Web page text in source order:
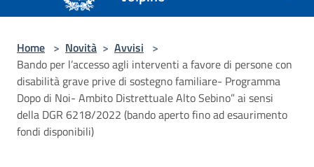
Home > Novità > Avvisi >
Bando per l’accesso agli interventi a favore di persone con
disabilità grave prive di sostegno familiare- Programma
Dopo di Noi- Ambito Distrettuale Alto Sebino” ai sensi
della DGR 6218/2022 (bando aperto fino ad esaurimento
fondi disponibili)